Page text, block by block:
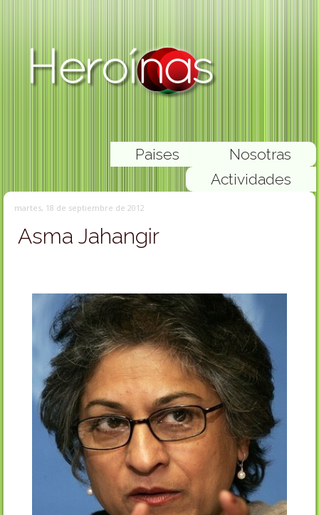
Nosotras
Paises
Actividades
martes, 18 de septiembre de 2012
Asma Jahangir